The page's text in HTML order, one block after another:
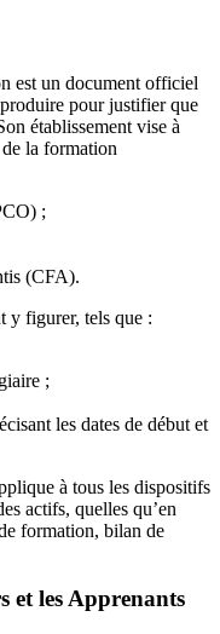
est un document officiel
pour justifier que
établissement vise à
la formation
;
(CFA).
y figurer, tels que :
;
les dates de début et
à tous les dispositifs
actifs, quelles qu’en
formation, bilan de
et les Apprenants